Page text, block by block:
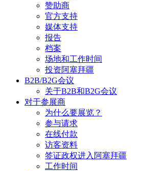
赞助商
官方支持
媒体支持
报告
档案
场地和工作时间
投资阿塞拜疆
B2B/B2G会议
关于B2B和B2G会议
对于参展商
为什么要展览？
参与请求
在线付款
访客资料
签证政权进入阿塞拜疆
工作时间